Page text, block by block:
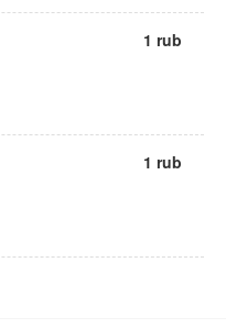
1 rub
1 rub